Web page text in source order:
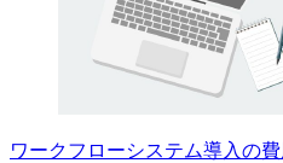
ワークフローシステム導入の